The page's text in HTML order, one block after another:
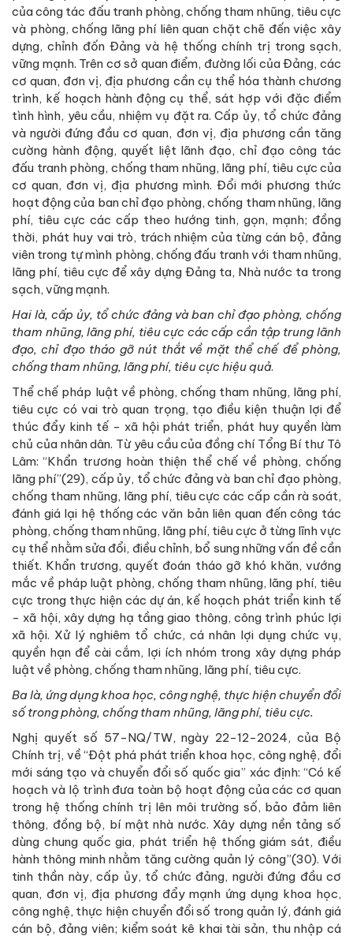
của công tác đấu tranh phòng, chống tham nhũng, tiêu cực
và phòng, chống lãng phí liên quan chặt chẽ đến việc xây
dựng, chỉnh đốn Đảng và hệ thống chính trị trong sạch,
vững mạnh. Trên cơ sở quan điểm, đường lối của Đảng, các
cơ quan, đơn vị, địa phương cần cụ thể hóa thành chương
trình, kế hoạch hành động cụ thể, sát hợp với đặc điểm
tình hình, yêu cầu, nhiệm vụ đặt ra. Cấp ủy, tổ chức đảng
và người đứng đầu cơ quan, đơn vị, địa phương cần tăng
cường hành động, quyết liệt lãnh đạo, chỉ đạo công tác
đấu tranh phòng, chống tham nhũng, lãng phí, tiêu cực của
cơ quan, đơn vị, địa phương mình. Đổi mới phương thức
hoạt động của ban chỉ đạo phòng, chống tham nhũng, lãng
phí, tiêu cực các cấp theo hướng tinh, gọn, mạnh; đồng
thời, phát huy vai trò, trách nhiệm của từng cán bộ, đảng
viên trong tự mình phòng, chống đấu tranh với tham nhũng,
lãng phí, tiêu cực để xây dựng Đảng ta, Nhà nước ta trong
sạch, vững mạnh.
Hai là, cấp ủy, tổ chức đảng và ban chỉ đạo phòng, chống
tham nhũng, lãng phí, tiêu cực các cấp cần tập trung lãnh
đạo, chỉ đạo tháo gỡ nút thắt về mặt thể chế để phòng,
chống tham nhũng, lãng phí, tiêu cực hiệu quả.
Thể chế pháp luật về phòng, chống tham nhũng, lãng phí,
tiêu cực có vai trò quan trọng, tạo điều kiện thuận lợi để
thúc đẩy kinh tế - xã hội phát triển, phát huy quyền làm
chủ của nhân dân. Từ yêu cầu của đồng chí Tổng Bí thư Tô
Lâm: “Khẩn trương hoàn thiện thể chế về phòng, chống
lãng phí”(29), cấp ủy, tổ chức đảng và ban chỉ đạo phòng,
chống tham nhũng, lãng phí, tiêu cực các cấp cần rà soát,
đánh giá lại hệ thống các văn bản liên quan đến công tác
phòng, chống tham nhũng, lãng phí, tiêu cực ở từng lĩnh vực
cụ thể nhằm sửa đổi, điều chỉnh, bổ sung những vấn đề cần
thiết. Khẩn trương, quyết đoán tháo gỡ khó khăn, vướng
mắc về pháp luật phòng, chống tham nhũng, lãng phí, tiêu
cực trong thực hiện các dự án, kế hoạch phát triển kinh tế
- xã hội, xây dựng hạ tầng giao thông, công trình phúc lợi
xã hội. Xử lý nghiêm tổ chức, cá nhân lợi dụng chức vụ,
quyền hạn để cài cắm, lợi ích nhóm trong xây dựng pháp
luật về phòng, chống tham nhũng, lãng phí, tiêu cực.
Ba là, ứng dụng khoa học, công nghệ, thực hiện chuyển đổi
số trong phòng, chống tham nhũng, lãng phí, tiêu cực.
Nghị quyết số 57-NQ/TW, ngày 22-12-2024, của Bộ
Chính trị, về “Đột phá phát triển khoa học, công nghệ, đổi
mới sáng tạo và chuyển đổi số quốc gia” xác định: “Có kế
hoạch và lộ trình đưa toàn bộ hoạt động của các cơ quan
trong hệ thống chính trị lên môi trường số, bảo đảm liên
thông, đồng bộ, bí mật nhà nước. Xây dựng nền tảng số
dùng chung quốc gia, phát triển hệ thống giám sát, điều
hành thông minh nhằm tăng cường quản lý công”(30). Với
tinh thần này, cấp ủy, tổ chức đảng, người đứng đầu cơ
quan, đơn vị, địa phương đẩy mạnh ứng dụng khoa học,
công nghệ, thực hiện chuyển đổi số trong quản lý, đánh giá
cán bộ, đảng viên; kiểm soát kê khai tài sản, thu nhập cá